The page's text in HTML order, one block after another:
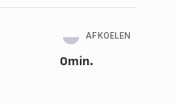
AFKOELEN
0min.